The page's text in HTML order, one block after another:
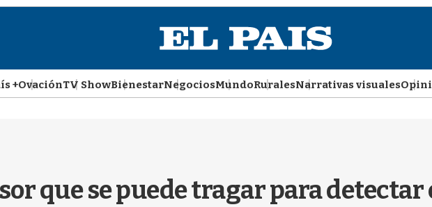
+OvaciónTV ShowBienestarNegociosMundoRuralesNarrativas visuales
que se puede tragar para